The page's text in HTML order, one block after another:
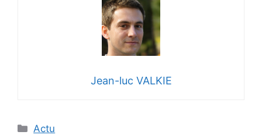
Jean-luc VALKIE
Catégories
Actu